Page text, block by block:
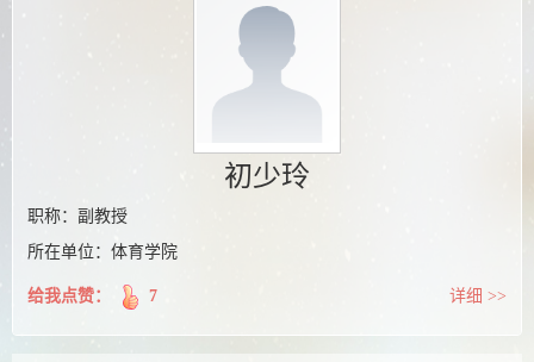
初少玲
职称：副教授
所在单位：体育学院
给我点赞： 7 详细 >>